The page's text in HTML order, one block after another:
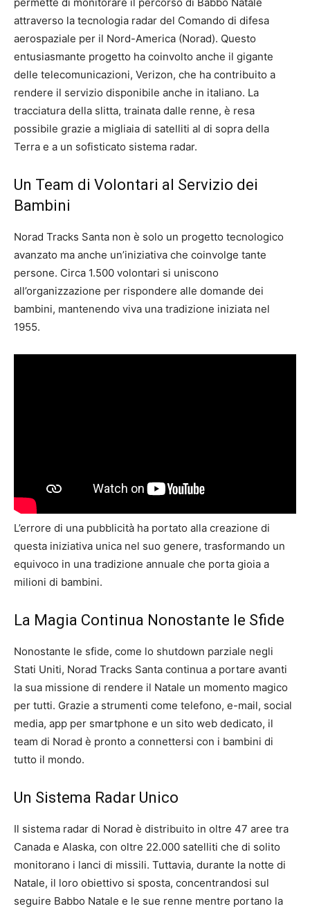
attraverso la tecnologia radar del Comando di difesa
aerospaziale per il Nord-America (Norad). Questo
entusiasmante progetto ha coinvolto anche il gigante
delle telecomunicazioni, Verizon, che ha contribuito a
rendere il servizio disponibile anche in italiano. La
tracciatura della slitta, trainata dalle renne, è resa
possibile grazie a migliaia di satelliti al di sopra della
Terra e a un sofisticato sistema radar.
Un Team di Volontari al Servizio dei
Bambini
Norad Tracks Santa non è solo un progetto tecnologico
avanzato ma anche un’iniziativa che coinvolge tante
persone. Circa 1.500 volontari si uniscono
all’organizzazione per rispondere alle domande dei
bambini, mantenendo viva una tradizione iniziata nel
1955.
L’errore di una pubblicità ha portato alla creazione di
questa iniziativa unica nel suo genere, trasformando un
equivoco in una tradizione annuale che porta gioia a
milioni di bambini.
La Magia Continua Nonostante le Sfide
Nonostante le sfide, come lo shutdown parziale negli
Stati Uniti, Norad Tracks Santa continua a portare avanti
la sua missione di rendere il Natale un momento magico
per tutti. Grazie a strumenti come telefono, e-mail, social
media, app per smartphone e un sito web dedicato, il
team di Norad è pronto a connettersi con i bambini di
tutto il mondo.
Un Sistema Radar Unico
Il sistema radar di Norad è distribuito in oltre 47 aree tra
Canada e Alaska, con oltre 22.000 satelliti che di solito
monitorano i lanci di missili. Tuttavia, durante la notte di
Natale, il loro obiettivo si sposta, concentrandosi sul
seguire Babbo Natale e le sue renne mentre portano la